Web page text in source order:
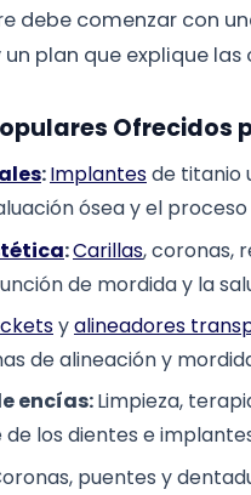
debe comenzar con
un plan que explique
Ofrecidos
:Implantesde titanio
ósea y el
:Carillas, coronas,
de mordida y la
yalineadores
de alineación y
encías:Limpieza,
los dientes e
puentes y